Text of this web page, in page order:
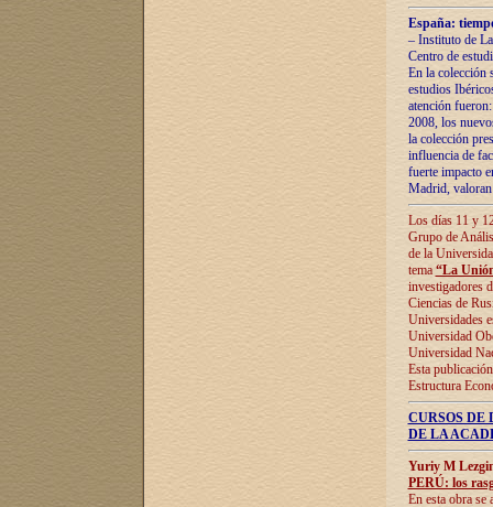
España:
– Instituto de
Centro de
En la colección
estudios
atención
2008, los
la colección
influencia de
fuerte impacto
Madrid,
Los días 11 y
Grupo de
de la
tema “La
investigadores
Ciencias de
Universidades
Universidad
Universidad
Esta
Estructura
CURSOS
DE LA
Yuriy M
PERÚ: los
En esta obra se